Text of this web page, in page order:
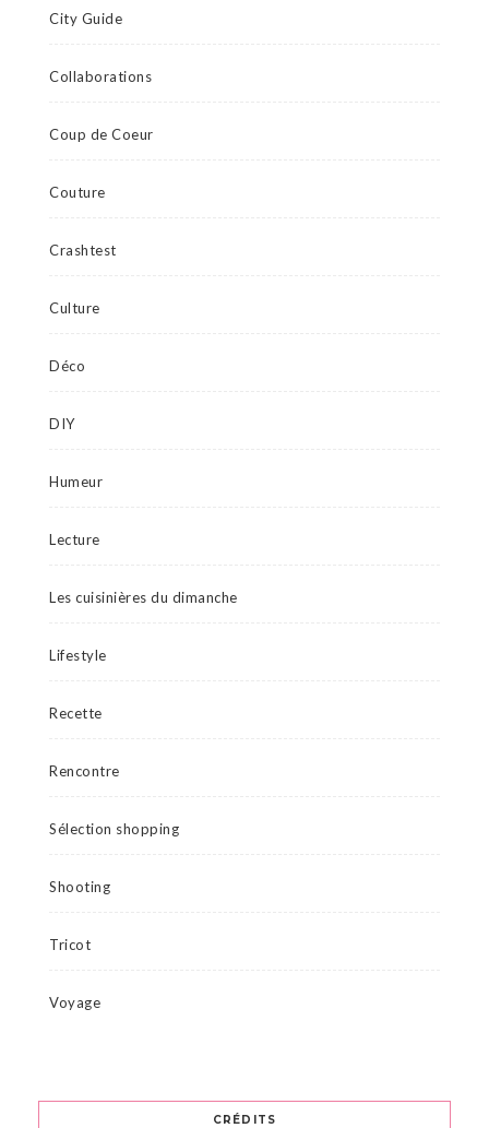
City Guide
Collaborations
Coup de Coeur
Couture
Crashtest
Culture
Déco
DIY
Humeur
Lecture
Les cuisinières du dimanche
Lifestyle
Recette
Rencontre
Sélection shopping
Shooting
Tricot
Voyage
CRÉDITS